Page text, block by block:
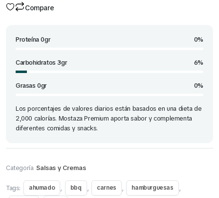
Compare
Proteína 0gr 0%
Carbohidratos 3gr 6%
Grasas 0gr 0%
Los porcentajes de valores diarios están basados en una dieta de
2,000 calorías. Mostaza Premium aporta sabor y complementa
diferentes comidas y snacks.
Categoría Salsas y Cremas
Tags: ahumado , bbq , carnes , hamburguesas ,